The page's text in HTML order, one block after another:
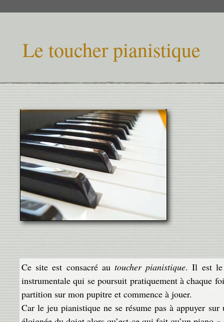
Le toucher pianistique
Ce site est consacré au toucher pianistique. Il est le
instrumentale qui se poursuit pratiquement à chaque
partition sur mon pupitre et commence à jouer.
Car le jeu pianistique ne se résume pas à appuyer